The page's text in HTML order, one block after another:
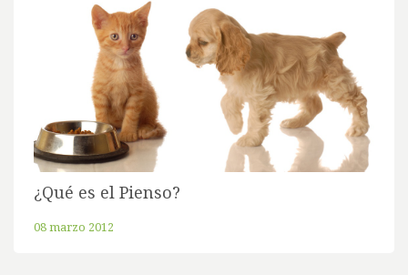
¿Qué es el Pienso?
08 marzo 2012